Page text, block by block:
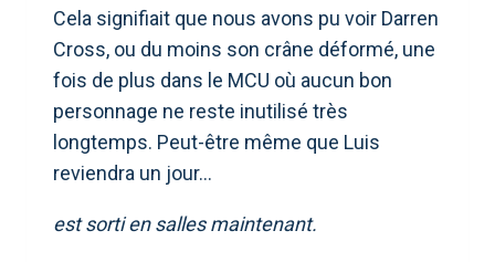
Cela signifiait que nous avons pu voir Darren
Cross, ou du moins son crâne déformé, une
fois de plus dans le MCU où aucun bon
personnage ne reste inutilisé très
longtemps. Peut-être même que Luis
reviendra un jour…
est sorti en salles maintenant.